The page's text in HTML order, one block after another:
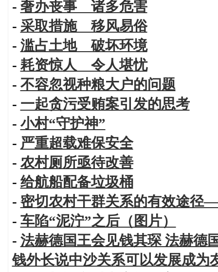
- 奢办丧事 诸多危害
- 采取措施 移风易俗
- 滥占土地 破坏环境
- 耗资惊人 令人堪忧
- 不容忽视种粮大户的问题
- 一起贪污受贿案引发的思考
- 小村“守护神”
- 严重超载难保安全
- 农村厕所亟待改善
- 给航船配备垃圾桶
-密切农村干群关系的有效途径
- 车陷“泥泞”之后（图片）
- 法赫德国王会见钱其琛 法赫德
钱外长说中沙关系可以发展成为